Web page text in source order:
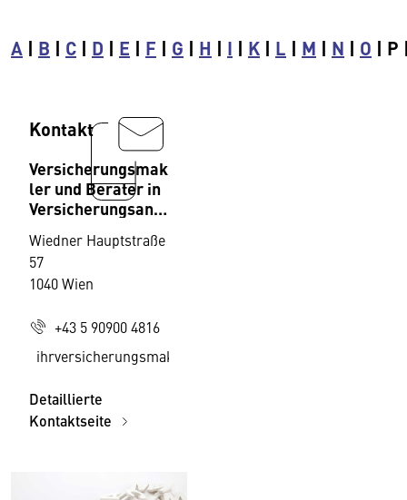
A | B | C | D | E | F | G | H | I | K | L | M | N | O |
Kontakt
Versicherungsmak
ler und Berater in
Versicherungsang
Fachverband
Wiedner Hauptstraße
57
1040 Wien
+43 5 90900 4816
ihrversicherungsmakler@wko.at
Detaillierte
Kontaktseite